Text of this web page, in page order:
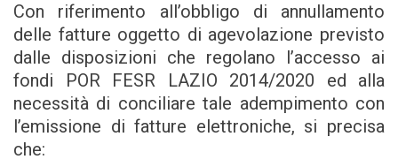
Con riferimento all’obbligo di annullamento
delle fatture oggetto di agevolazione previsto
dalle disposizioni che regolano l’accesso ai
fondi POR FESR LAZIO 2014/2020 ed alla
necessità di conciliare tale adempimento con
l’emissione di fatture elettroniche, si precisa
che: